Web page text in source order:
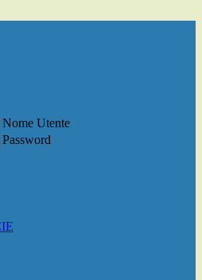
Nome Utente
Password